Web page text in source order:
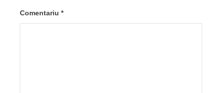
Comentariu *